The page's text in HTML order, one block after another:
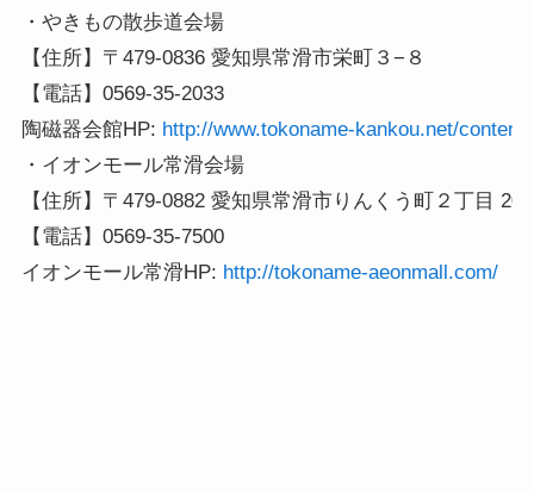
・やきもの散歩道会場
【住所】〒479-0836 愛知県常滑市栄町３−８
【電話】0569-35-2033
陶磁器会館HP: http://www.tokoname-kankou.net/
・イオンモール常滑会場
【住所】〒479-0882 愛知県常滑市りんくう町２丁目 20-
【電話】0569-35-7500
イオンモール常滑HP: http://tokoname-aeonmall.com/